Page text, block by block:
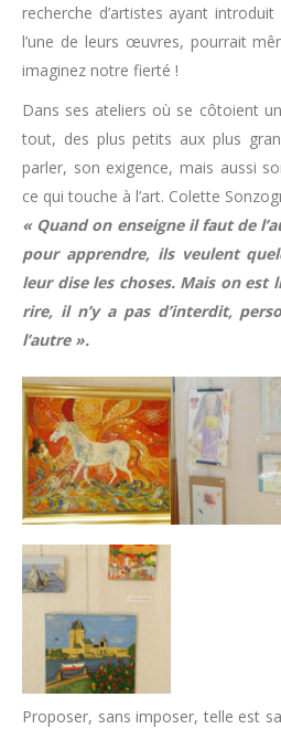
recherche d’artistes ayant
l’une de leurs œuvres, pourrait
imaginez notre fierté !
Dans ses ateliers où se côtoient
tout, des plus petits aux plus
parler, son exigence, mais aussi
ce qui touche à l’art. Colette
« Quand on enseigne il faut de
pour apprendre, ils veulent
leur dise les choses. Mais on
rire, il n’y a pas d’interdit,
l’autre ».
Proposer, sans imposer, telle est